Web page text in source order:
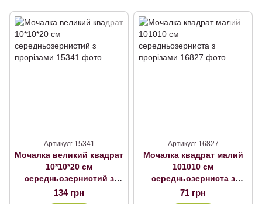
Артикул: 15341
Мочалка великий квадрат
10*10*20 см
середньозернистий з
прорізами
134 грн
Артикул: 16827
Мочалка квадрат малий
101010 см
середньозерниста з
прорізами
71 грн